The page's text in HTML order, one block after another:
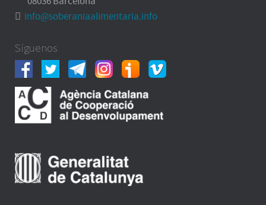
info@soberaniaalimentaria.info
Síguenos